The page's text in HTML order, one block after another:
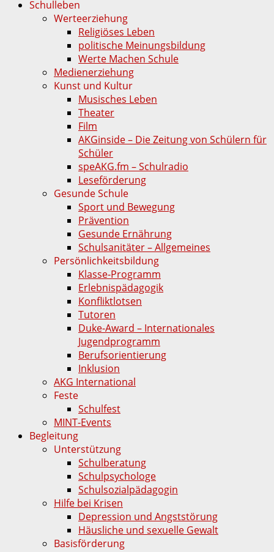
Schulleben
Werteerziehung
Religiöses Leben
politische Meinungsbildung
Werte Machen Schule
Medienerziehung
Kunst und Kultur
Musisches Leben
Theater
Film
AKGinside – Die Zeitung von Schülern für
Schüler
speAKG.fm – Schulradio
Leseförderung
Gesunde Schule
Sport und Bewegung
Prävention
Gesunde Ernährung
Schulsanitäter – Allgemeines
Persönlichkeitsbildung
Klasse-Programm
Erlebnispädagogik
Konfliktlotsen
Tutoren
Duke-Award – Internationales
Jugendprogramm
Berufsorientierung
Inklusion
AKG International
Feste
Schulfest
MINT-Events
Begleitung
Unterstützung
Schulberatung
Schulpsychologe
Schulsozialpädagogin
Hilfe bei Krisen
Depression und Angststörung
Häusliche und sexuelle Gewalt
Basisförderung